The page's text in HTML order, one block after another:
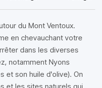
du Mont Ventoux.
en chevauchant votre
dans les diverses
notamment Nyons
et son huile d'olive). On